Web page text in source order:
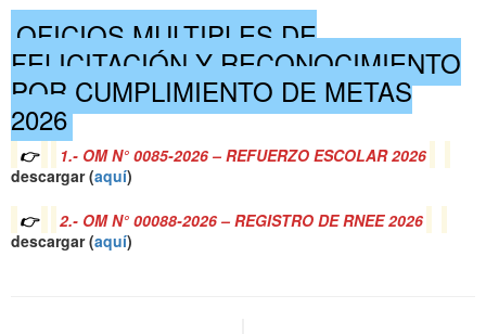
OFICIOS MULTIPLES DE
FELICITACIÓN Y RECONOCIMIENTO
POR CUMPLIMIENTO DE METAS
2026
👉
1.- OM N° 0085-2026 – REFUERZO ESCOLAR 2026
descargar (aquí)
👉
2.- OM N° 00088-2026 – REGISTRO DE RNEE 2026
descargar (aquí)